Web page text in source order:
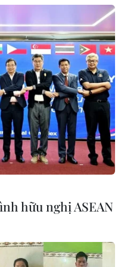
chất ma
an,
hữu nghị ASEAN